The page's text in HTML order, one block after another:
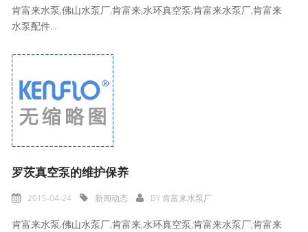
肯富来水泵,佛山水泵厂,肯富来,水环真空泵,肯富来水泵厂,肯富来
水泵配件...
罗茨真空泵的维护保养
2015-04-24 新闻动态 BY肯富来水泵厂
肯富来水泵,佛山水泵厂,肯富来,水环真空泵,肯富来水泵厂,肯富来